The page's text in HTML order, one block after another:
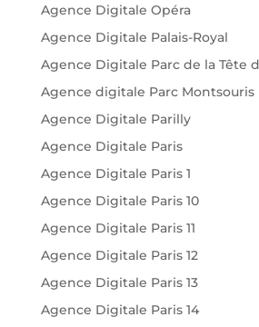
Agence Digitale Opéra
Agence Digitale Palais-Royal
Agence Digitale Parc de la Tête
Agence digitale Parc Montsouris
Agence Digitale Parilly
Agence Digitale Paris
Agence Digitale Paris 1
Agence Digitale Paris 10
Agence Digitale Paris 11
Agence Digitale Paris 12
Agence Digitale Paris 13
Agence Digitale Paris 14